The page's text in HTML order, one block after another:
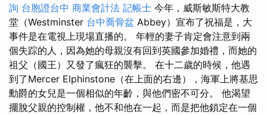
詢 台胞證台中 商業會計法 記帳士 今年，威斯敏斯特大教
堂（Westminster 台中喬骨盆 Abbey）宣布了祝福是，大
事件是在電視上現場直播的。 年輕的妻子肯定會注意到兩
個失踪的人，因為她的母親沒有回到英國參加婚禮，而她的
祖父（國王）又發了瘋狂的襲擊。 在十二歲的時候，他遇
到了Mercer Elphinstone（在上面的右邊），海軍上將基思
勳爵的女兒是一個相似的年齡，與他們密不可分。 他渴望
擺脫父親的控制權，他不和他在一起，而是把他鎖定在一個